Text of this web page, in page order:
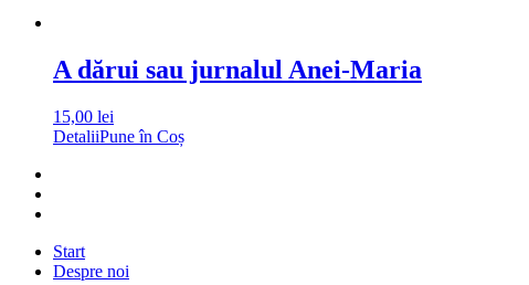
A dărui sau jurnalul Anei-Maria
15,00 lei
DetaliiPune în Coș
Start
Despre noi